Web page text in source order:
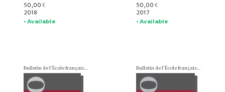
50,00 €
2018
• Available
50,00 €
2017
• Available
Bulletin de l'École française d'Extrême-Orient (BEFEO) Bulletin de l'École française d'Extrême-Orient (BEFEO)